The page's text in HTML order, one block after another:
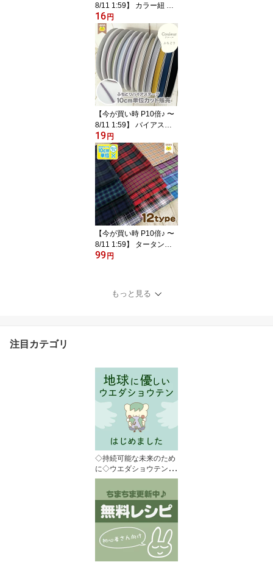
8/11 1:59】 カラー紐 カ
ラーひも （極太） 約10
mm カラーひも 【 50cm
（個数5）以上 10cm単位
カット 販売 メール便 対
応 】入園 入学 準備 エプ
ロンコード ナップサック
や エプロン の 肩紐 に F
AB10
16 円
【今が買い時 P10倍♪ 〜
8/11 1:59】 バイアステ
ープ ふちどり Couleur
（クルール） くすみカラ
ー 【 50cm（個数5）以
上 10cm単位カット 販売
メール便対応 】 FAB10
19 円
【今が買い時 P10倍♪ 〜
8/11 1:59】 タータンチ
ェック チェック 生地 平
ール便は3.0m(個数30)ま
で 対応可能 】 FAB10
99 円
もっと見る
注目カテゴリ
◇持続可能な未来のため
に◇ウエダショウテンの
取り組み